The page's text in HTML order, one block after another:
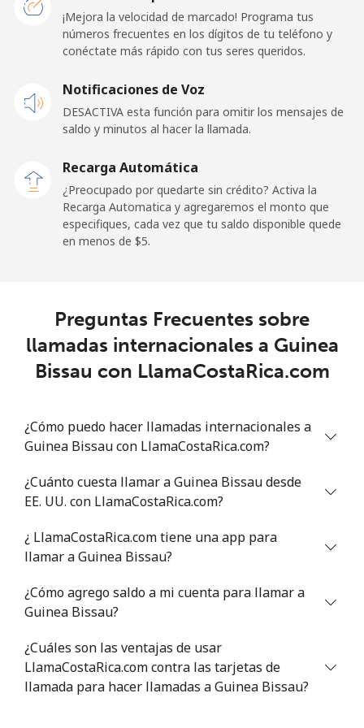
⁦$5⁩
Línea fija ⁦33.9¢⁩
14 min por
⁦27.5¢⁩
Gibraltar
Celular ⁦21.5¢⁩
23 min por
⁦$5⁩
Greece
Línea fija ⁦1.5¢⁩
333 min por
⁦$5⁩
Celular ⁦1.6¢⁩
312 min por
⁦$5⁩
Greenland
⁦$5⁩
Celular
Grenada
¡Mejora la velocidad de marcado! Programa tus
números frecuentes en los dígitos de tu teléfono y
conéctate más rápido con tus seres queridos.
Notificaciones de Voz
DESACTIVA esta función para omitir los mensajes de
saldo y minutos al hacer la llamada.
Recarga Automática
¿Preocupado por quedarte sin crédito? Activa la
Recarga Automatica y agregaremos el monto que
especifiques, cada vez que tu saldo disponible quede
en menos de ⁦$5⁩.
Preguntas Frecuentes sobre
llamadas internacionales a Guinea
Bissau con LlamaCostaRica.com
¿Cómo puedo hacer llamadas internacionales a
Guinea Bissau con LlamaCostaRica.com?
¿Cuánto cuesta llamar a Guinea Bissau desde
EE. UU. con LlamaCostaRica.com?
¿ LlamaCostaRica.com tiene una app para
llamar a Guinea Bissau?
¿Cómo agrego saldo a mi cuenta para llamar a
Guinea Bissau?
¿Cuáles son las ventajas de usar
LlamaCostaRica.com contra las tarjetas de
llamada para hacer llamadas a Guinea Bissau?